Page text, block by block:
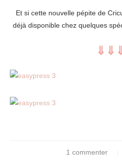
Et si cette nouvelle pépite de
déjà disponible chez quelques
1 commenter